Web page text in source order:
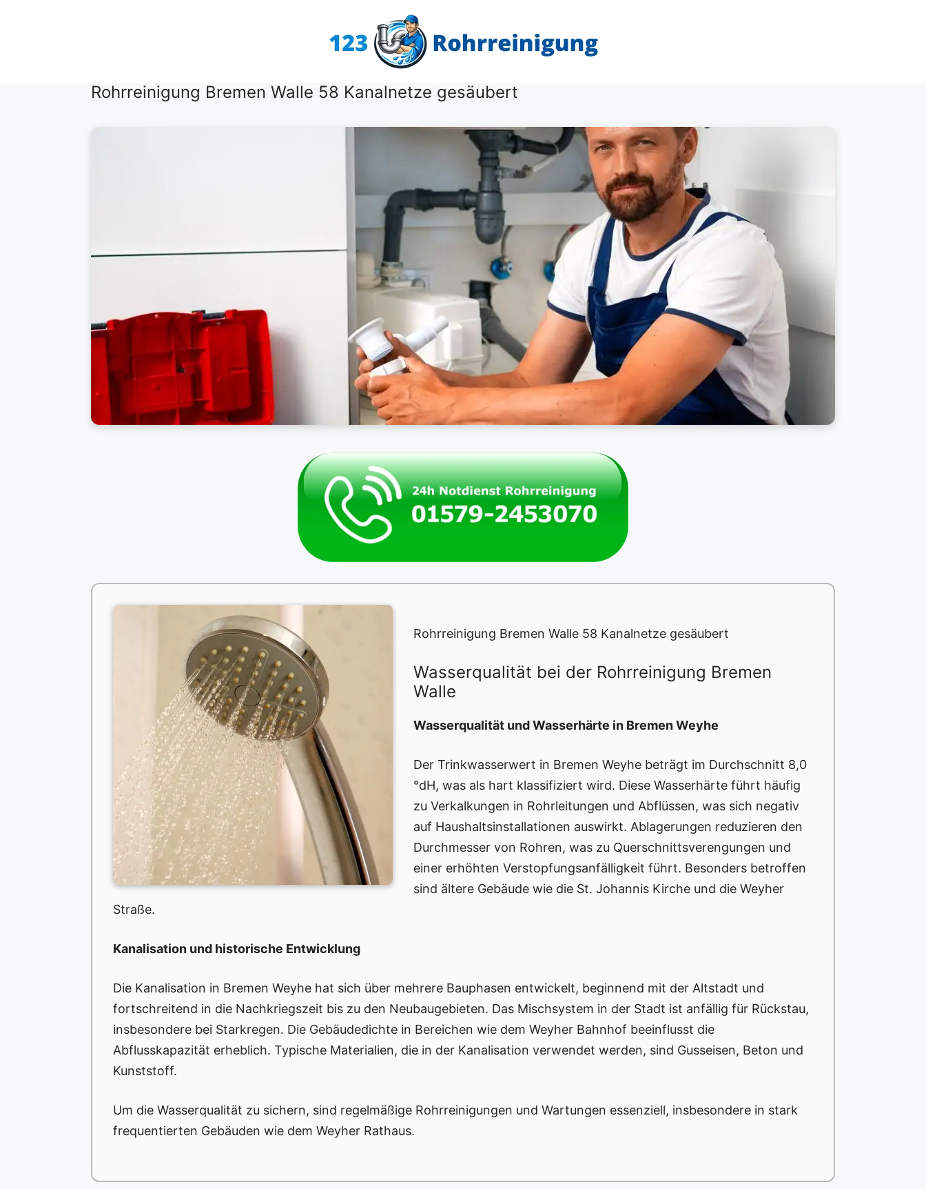
Rohrreinigung Bremen Walle 58 Kanalnetze gesäubert
Rohrreinigung Bremen Walle 58 Kanalnetze gesäubert
Wasserqualität bei der Rohrreinigung Bremen
Walle
Wasserqualität und Wasserhärte in Bremen Weyhe
Der Trinkwasserwert in Bremen Weyhe beträgt im Durchschnitt 8,0
°dH, was als hart klassifiziert wird. Diese Wasserhärte führt häufig
zu Verkalkungen in Rohrleitungen und Abflüssen, was sich negativ
auf Haushaltsinstallationen auswirkt. Ablagerungen reduzieren den
Durchmesser von Rohren, was zu Querschnittsverengungen und
einer erhöhten Verstopfungsanfälligkeit führt. Besonders betroffen
sind ältere Gebäude wie die St. Johannis Kirche und die Weyher
Straße.
Kanalisation und historische Entwicklung
Die Kanalisation in Bremen Weyhe hat sich über mehrere Bauphasen entwickelt, beginnend mit der Altstadt und
fortschreitend in die Nachkriegszeit bis zu den Neubaugebieten. Das Mischsystem in der Stadt ist anfällig für Rückstau,
insbesondere bei Starkregen. Die Gebäudedichte in Bereichen wie dem Weyher Bahnhof beeinflusst die
Abflusskapazität erheblich. Typische Materialien, die in der Kanalisation verwendet werden, sind Gusseisen, Beton und
Kunststoff.
Um die Wasserqualität zu sichern, sind regelmäßige Rohrreinigungen und Wartungen essenziell, insbesondere in stark
frequentierten Gebäuden wie dem Weyher Rathaus.